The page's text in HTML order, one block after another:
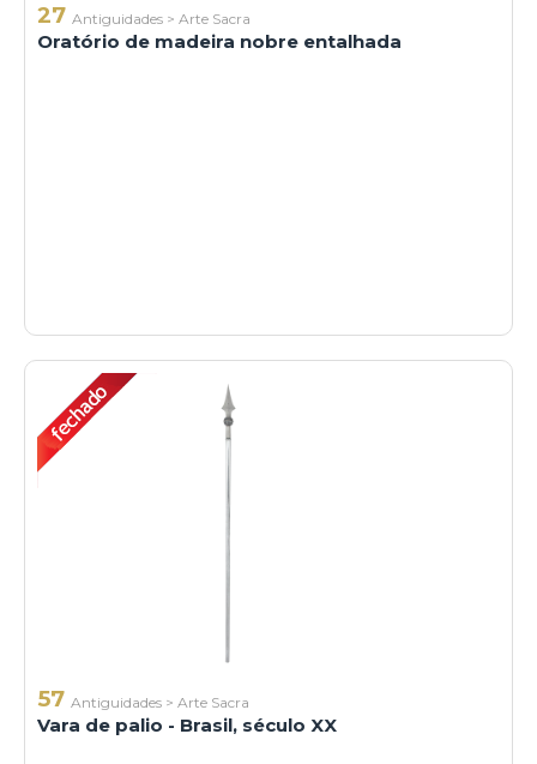
27 Antiguidades > Arte Sacra
Oratório de madeira nobre entalhada
57 Antiguidades > Arte Sacra
Vara de palio - Brasil, século XX